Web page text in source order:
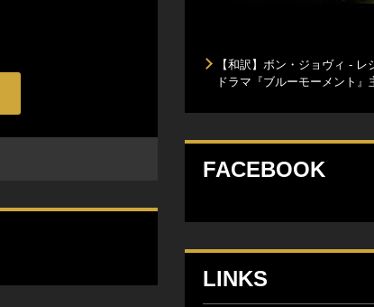
【和訳】ボン・ジョヴィ -
ドラマ『ブルーモーメント』
FACEBOOK
LINKS